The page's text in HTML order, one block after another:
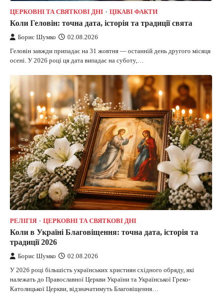
ЦЕРКОВНІ ТА СВЯТКОВІ ДНІ ЦІКАВІ ФАКТИ
Коли Геловін: точна дата, історія та традиції свята
Борис Шумко 02.08.2026
Геловін завжди припадає на 31 жовтня — останній день другого місяця
осені. У 2026 році ця дата випадає на суботу,…
РЕЛІГІЯ ЦЕРКОВНІ ТА СВЯТКОВІ ДНІ
Коли в Україні Благовіщення: точна дата, історія та
традиції 2026
Борис Шумко 02.08.2026
У 2026 році більшість українських християн східного обряду, які
належать до Православної Церкви України та Української Греко-
Католицької Церкви, відзначатимуть Благовіщення…